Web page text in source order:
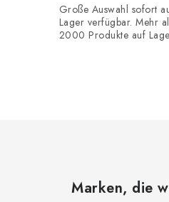
Große Auswahl sofort
Lager verfügbar. Mehr
2000 Produkte auf
Marken, die